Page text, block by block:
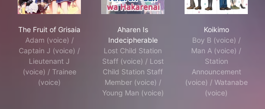
The Fruit of Grisaia
Adam (voice) /
Captain J (voice) /
Lieutenant J
(voice) / Trainee
(voice)
Aharen Is
Indecipherable
Lost Child Station
Staff (voice) / Lost
Child Station Staff
Member (voice) /
Young Man (voice)
Koikimo
Boy B (voice) /
Man A (voice) /
Station
Announcement
(voice) / Watanabe
(voice)